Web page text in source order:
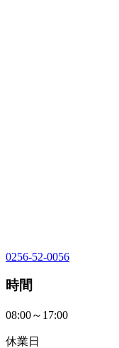
0256-52-0056
時間
08:00～17:00
休業日